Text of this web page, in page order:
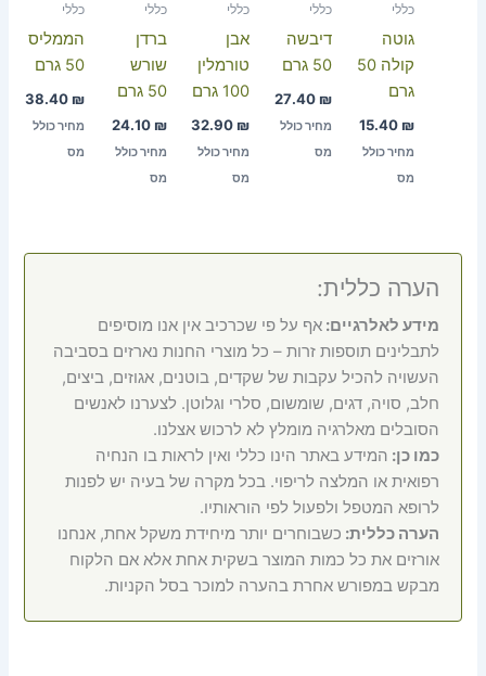
כללי
גוטה
קולה 50
גרם
15.40 ₪
מחיר כולל
מס
כללי
דיבשה
50 גרם
27.40 ₪
מחיר כולל
מס
כללי
אבן
טורמלין
100 גרם
32.90 ₪
מחיר כולל
מס
כללי
ברדן
שורש
50 גרם
24.10 ₪
מחיר כולל
מס
כללי
הממליס
50 גרם
38.40 ₪
מחיר כולל
מס
הערה כללית:
מידע לאלרגיים:אף על פי שכרכיב אין אנו מוסיפים
לתבלינים תוספות זרות – כל מוצרי החנות נארזים בסביבה
העשויה להכיל עקבות של שקדים, בוטנים, אגוזים, ביצים,
חלב, סויה, דגים, שומשום, סלרי וגלוטן. לצערנו לאנשים
הסובלים מאלרגיה מומלץ לא לרכוש אצלנו.
כמו כן: המידע באתר הינו כללי ואין לראות בו הנחיה
רפואית או המלצה לריפוי. בכל מקרה של בעיה יש לפנות
לרופא המטפל ולפעול לפי הוראותיו.
הערה כללית: כשבוחרים יותר מיחידת משקל אחת, אנחנו
אורזים את כל כמות המוצר בשקית אחת אלא אם הלקוח
מבקש במפורש אחרת בהערה למוכר בסל הקניות.